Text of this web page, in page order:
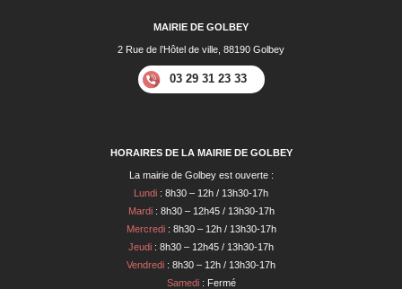
MAIRIE DE GOLBEY
2 Rue de l’Hôtel de ville, 88190 Golbey
03 29 31 23 33
HORAIRES DE LA MAIRIE DE GOLBEY
La mairie de Golbey est ouverte :
Lundi : 8h30 – 12h / 13h30-17h
Mardi: 8h30 – 12h45 / 13h30-17h
Mercredi: 8h30 – 12h / 13h30-17h
Jeudi : 8h30 – 12h45 / 13h30-17h
Vendredi : 8h30 – 12h / 13h30-17h
Samedi: Fermé